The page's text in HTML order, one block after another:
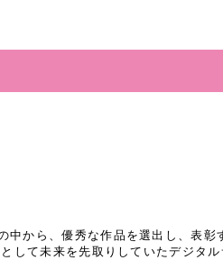
から、優秀な作品を選出し、表彰
して未来を先取りしていたデジタ